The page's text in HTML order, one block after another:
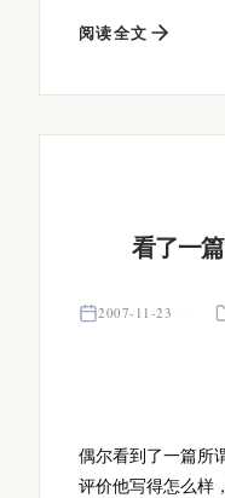
阅读全文
看了一
2007-11-23
偶尔看到了一篇所
评价他写得怎么样